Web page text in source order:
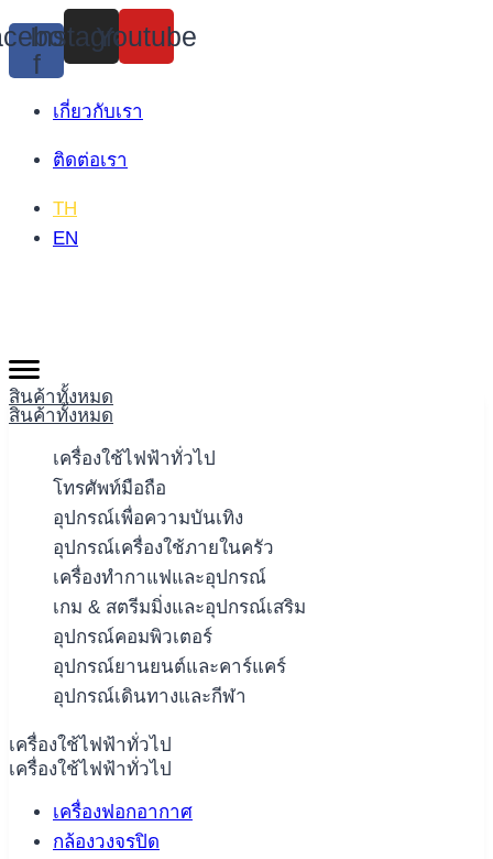
Skip
to
content
f
Instagram
Youtube
เกี่ยวกับเรา
ติดต่อเรา
TH
EN
สินค้าทั้งหมด
สินค้าทั้งหมด
เครื่องใช้ไฟฟ้าทั่วไป
โทรศัพท์มือถือ
อุปกรณ์เพื่อความบันเทิง
อุปกรณ์เครื่องใช้ภายในครัว
เครื่องทำกาแฟและอุปกรณ์
เกม & สตรีมมิ่งและอุปกรณ์เสริม
อุปกรณ์คอมพิวเตอร์
อุปกรณ์ยานยนต์และคาร์แคร์
อุปกรณ์เดินทางและกีฬา
เครื่องใช้ไฟฟ้าทั่วไป
เครื่องใช้ไฟฟ้าทั่วไป
เครื่องฟอกอากาศ
กล้องวงจรปิด